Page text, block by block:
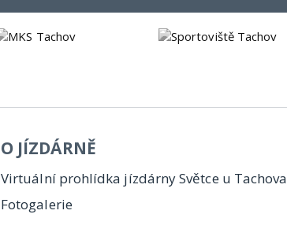
O JÍZDÁRNĚ
Virtuální prohlídka jízdárny Světce u Tachova
Fotogalerie